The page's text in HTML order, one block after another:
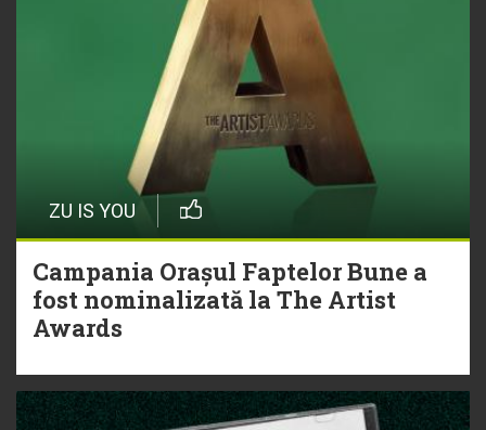
ZU IS YOU
Campania Orașul Faptelor Bune a
fost nominalizată la The Artist
Awards